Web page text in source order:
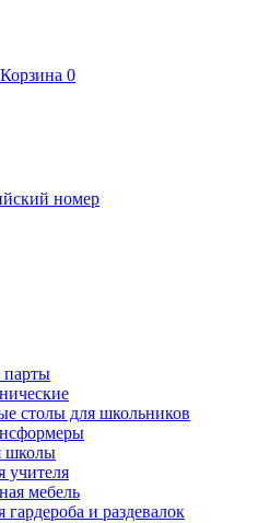
Корзина 0
номер
столы для школьников
школы
учителя
мебель
гардероба и раздевалок